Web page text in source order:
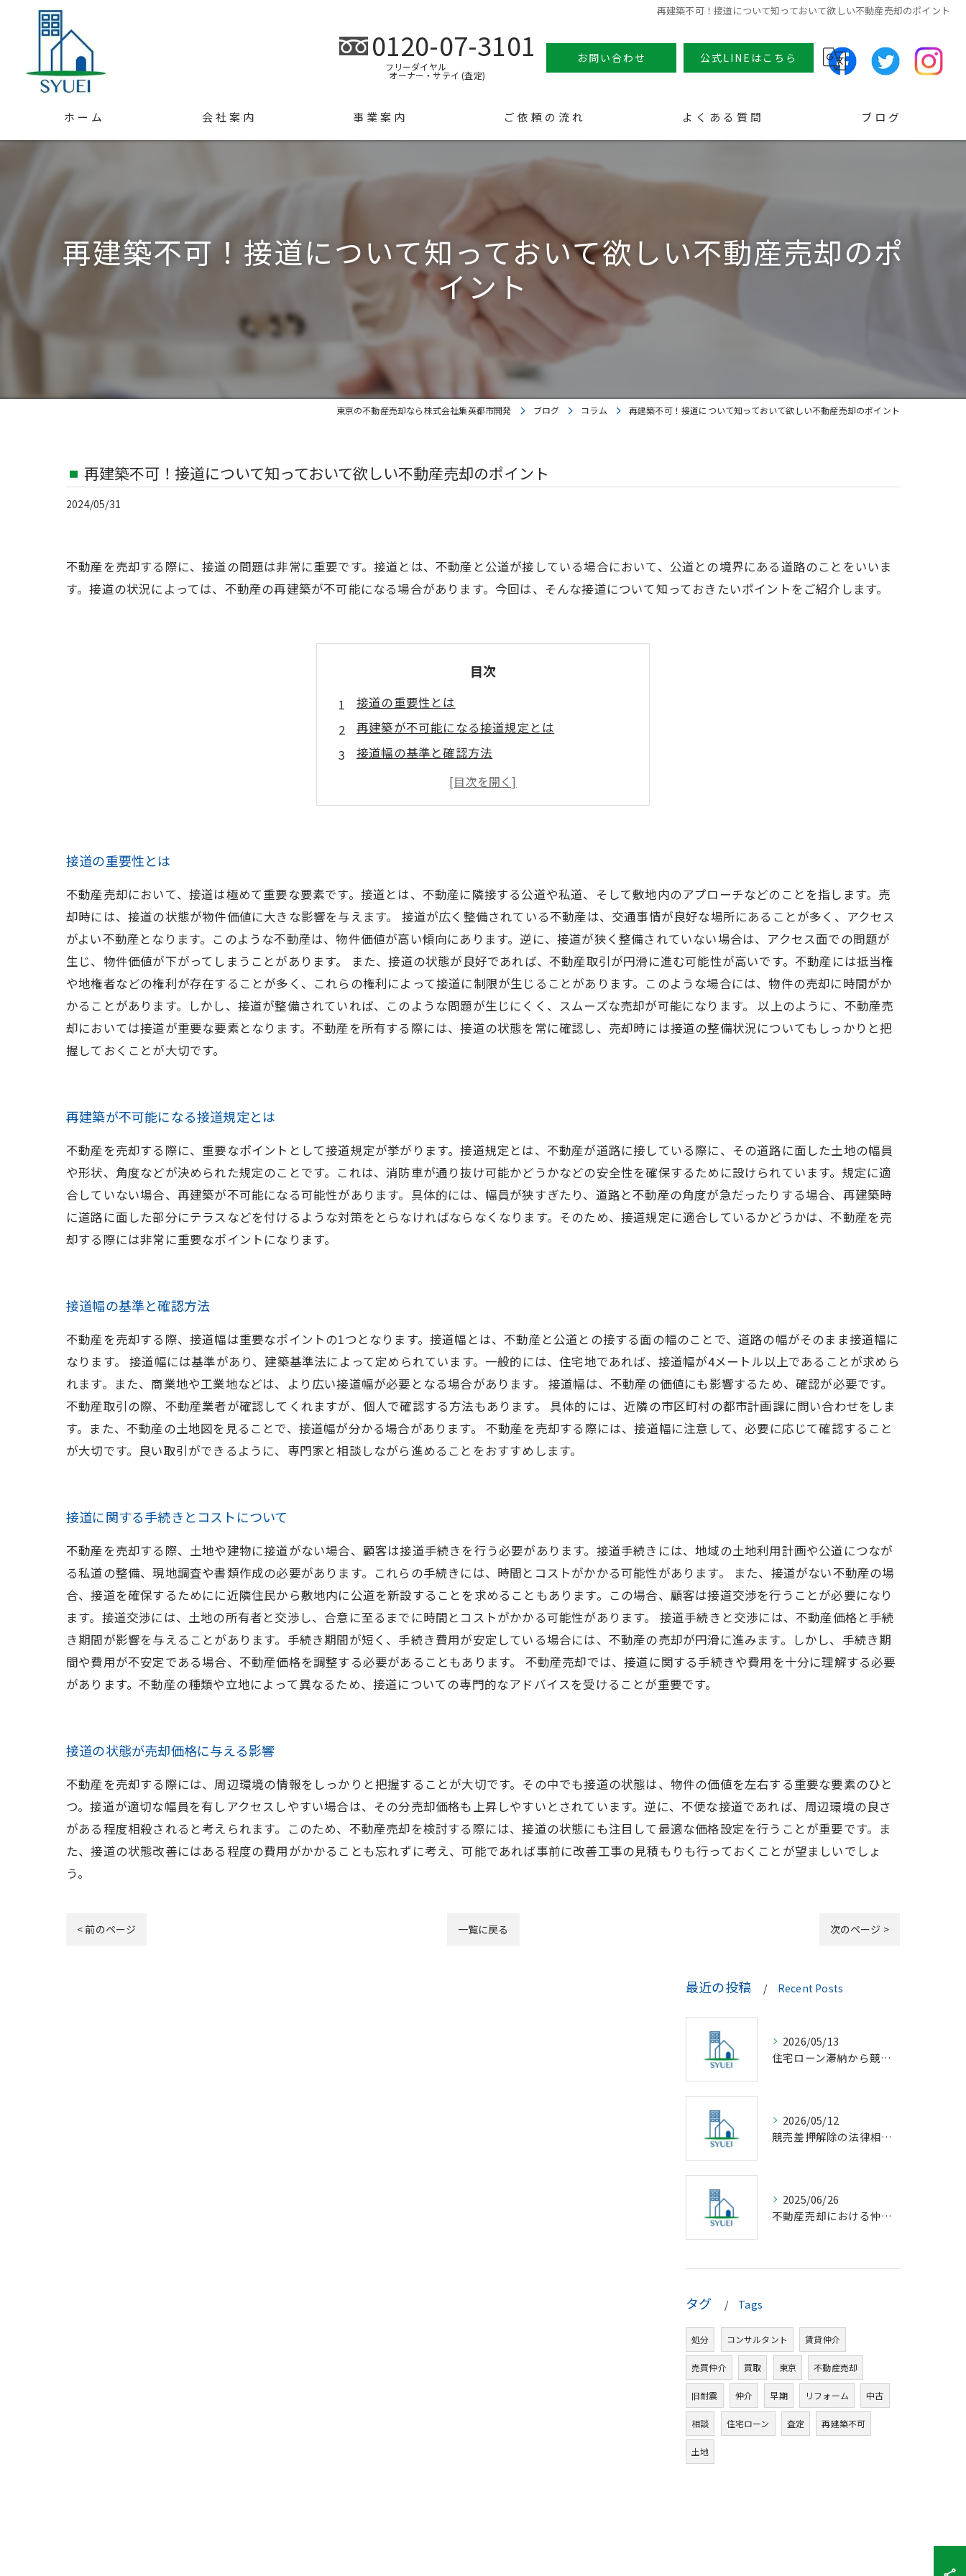
再建築不可！接道について知っておいて欲しい不動産売却のポイント
0120-07-3101
フリーダイヤル
オーナー・サテイ (査定)
お問い合わせ 公式LINEはこちら
ホーム 会社案内
アクセス
事業案内 ご依頼の流れ よくある質問 ブログ
再建築不可！接道について知っておいて欲しい不動産売却のポ
イント
東京の不動産売却なら株式会社集英都市開発 ブログ コラム 再建築不可！接道について知っておいて欲しい不動産売却のポイント
再建築不可！接道について知っておいて欲しい不動産売却のポイント
2024/05/31
不動産を売却する際に、接道の問題は非常に重要です。接道とは、不動産と公道が接している場合において、公道との境界にある道路のことをいいま
す。接道の状況によっては、不動産の再建築が不可能になる場合があります。今回は、そんな接道について知っておきたいポイントをご紹介します。
目次
接道の重要性とは
再建築が不可能になる接道規定とは
接道幅の基準と確認方法
接道に関する手続きとコストについて
接道の状態が売却価格に与える影響
接道の重要性とは
不動産売却において、接道は極めて重要な要素です。接道とは、不動産に隣接する公道や私道、そして敷地内のアプローチなどのことを指します。売
却時には、接道の状態が物件価値に大きな影響を与えます。 接道が広く整備されている不動産は、交通事情が良好な場所にあることが多く、アクセス
がよい不動産となります。このような不動産は、物件価値が高い傾向にあります。逆に、接道が狭く整備されていない場合は、アクセス面での問題が
生じ、物件価値が下がってしまうことがあります。 また、接道の状態が良好であれば、不動産取引が円滑に進む可能性が高いです。不動産には抵当権
や地権者などの権利が存在することが多く、これらの権利によって接道に制限が生じることがあります。このような場合には、物件の売却に時間がか
かることがあります。しかし、接道が整備されていれば、このような問題が生じにくく、スムーズな売却が可能になります。 以上のように、不動産売
却においては接道が重要な要素となります。不動産を所有する際には、接道の状態を常に確認し、売却時には接道の整備状況についてもしっかりと把
握しておくことが大切です。
再建築が不可能になる接道規定とは
不動産を売却する際に、重要なポイントとして接道規定が挙がります。接道規定とは、不動産が道路に接している際に、その道路に面した土地の幅員
や形状、角度などが決められた規定のことです。これは、消防車が通り抜け可能かどうかなどの安全性を確保するために設けられています。規定に適
合していない場合、再建築が不可能になる可能性があります。具体的には、幅員が狭すぎたり、道路と不動産の角度が急だったりする場合、再建築時
に道路に面した部分にテラスなどを付けるような対策をとらなければならなくなります。そのため、接道規定に適合しているかどうかは、不動産を売
却する際には非常に重要なポイントになります。
接道幅の基準と確認方法
不動産を売却する際、接道幅は重要なポイントの1つとなります。接道幅とは、不動産と公道との接する面の幅のことで、道路の幅がそのまま接道幅に
なります。 接道幅には基準があり、建築基準法によって定められています。一般的には、住宅地であれば、接道幅が4メートル以上であることが求めら
れます。また、商業地や工業地などは、より広い接道幅が必要となる場合があります。 接道幅は、不動産の価値にも影響するため、確認が必要です。
不動産取引の際、不動産業者が確認してくれますが、個人で確認する方法もあります。 具体的には、近隣の市区町村の都市計画課に問い合わせをしま
す。また、不動産の土地図を見ることで、接道幅が分かる場合があります。 不動産を売却する際には、接道幅に注意して、必要に応じて確認すること
が大切です。良い取引ができるように、専門家と相談しながら進めることをおすすめします。
接道に関する手続きとコストについて
不動産を売却する際、土地や建物に接道がない場合、顧客は接道手続きを行う必要があります。接道手続きには、地域の土地利用計画や公道につなが
る私道の整備、現地調査や書類作成の必要があります。これらの手続きには、時間とコストがかかる可能性があります。 また、接道がない不動産の場
合、接道を確保するためにに近隣住民から敷地内に公道を新設することを求めることもあります。この場合、顧客は接道交渉を行うことが必要になり
ます。接道交渉には、土地の所有者と交渉し、合意に至るまでに時間とコストがかかる可能性があります。 接道手続きと交渉には、不動産価格と手続
き期間が影響を与えることがあります。手続き期間が短く、手続き費用が安定している場合には、不動産の売却が円滑に進みます。しかし、手続き期
間や費用が不安定である場合、不動産価格を調整する必要があることもあります。 不動産売却では、接道に関する手続きや費用を十分に理解する必要
があります。不動産の種類や立地によって異なるため、接道についての専門的なアドバイスを受けることが重要です。
接道の状態が売却価格に与える影響
不動産を売却する際には、周辺環境の情報をしっかりと把握することが大切です。その中でも接道の状態は、物件の価値を左右する重要な要素のひと
つ。接道が適切な幅員を有しアクセスしやすい場合は、その分売却価格も上昇しやすいとされています。逆に、不便な接道であれば、周辺環境の良さ
がある程度相殺されると考えられます。このため、不動産売却を検討する際には、接道の状態にも注目して最適な価格設定を行うことが重要です。ま
た、接道の状態改善にはある程度の費用がかかることも忘れずに考え、可能であれば事前に改善工事の見積もりも行っておくことが望ましいでしょ
う。
< 前のページ 一覧に戻る 次のページ >
最近の投稿 Recent Posts
2026/05/13
住宅ローン滞納から競売回避の解決策
2026/05/12
競売差押解除の法律相談完全解説
2025/06/26
不動産売却における仲介の基礎知識
タグ Tags
処分 コンサルタント 賃貸仲介
売買仲介 買取 東京 不動産売却
旧耐震 仲介 早期 リフォーム 中古
相談 住宅ローン 査定 再建築不可
土地